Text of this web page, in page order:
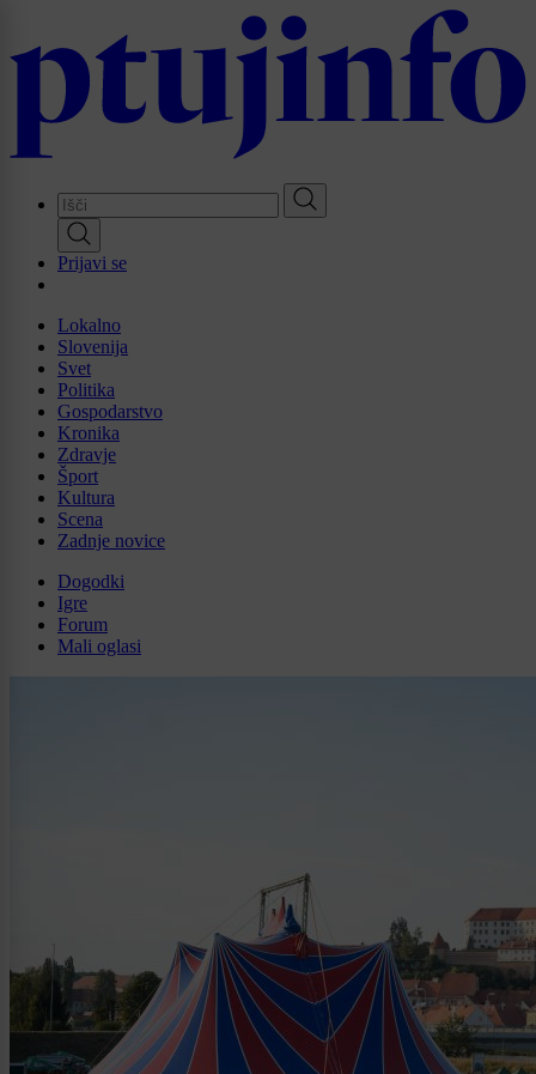
main
Prijavi se
Lokalno
Slovenija
Svet
Politika
Gospodarstvo
Kronika
Zdravje
Šport
Kultura
Scena
Zadnje novice
Dogodki
Igre
Forum
Mali oglasi